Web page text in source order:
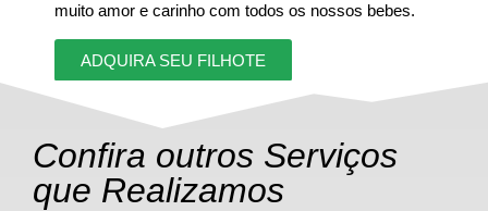
muito amor e carinho com todos os nossos bebes.
ADQUIRA SEU FILHOTE
Confira outros Serviços
que Realizamos